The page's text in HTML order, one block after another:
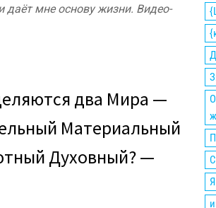
даёт мне основу жизни. Видео-
два Мира —
Материальный
Духовный? —
Я